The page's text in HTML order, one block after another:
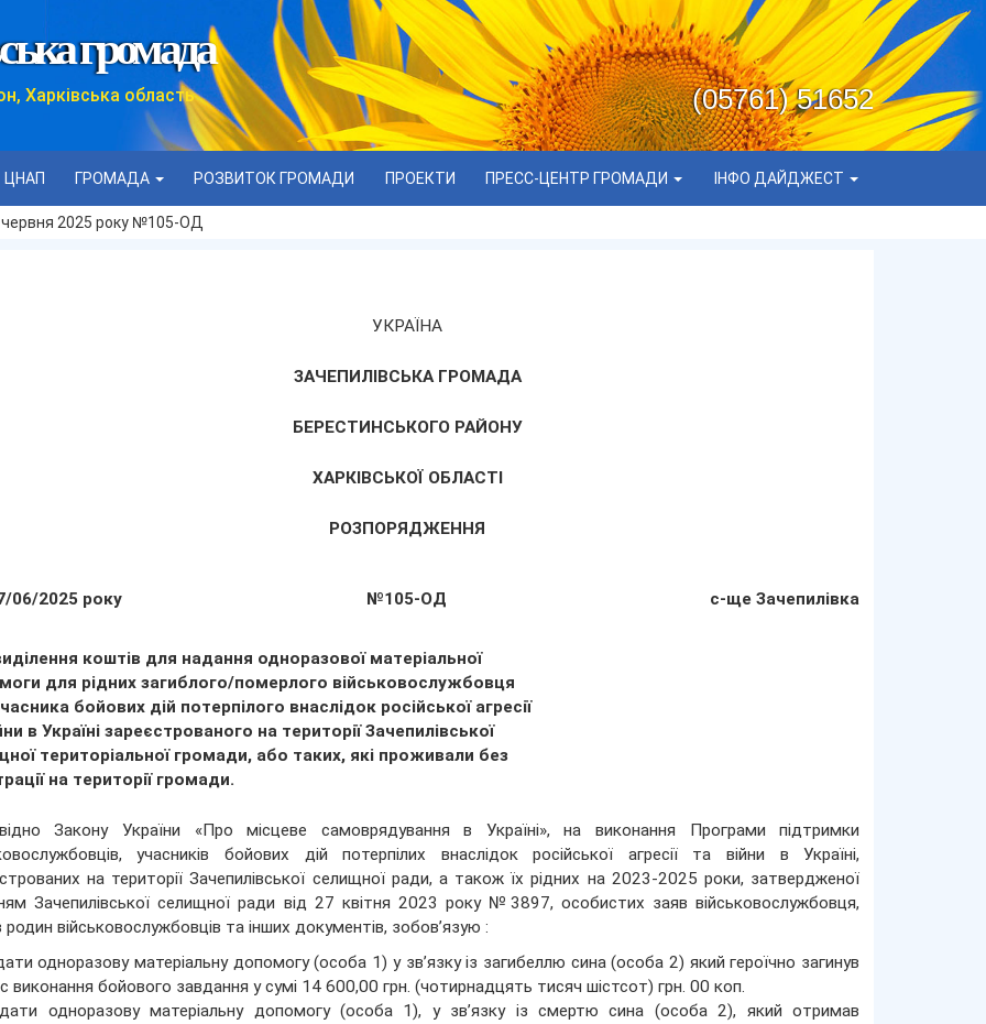
громада
Харківська область (05761) 51652
ЦНАП ГРОМАДА РОЗВИТОК ГРОМАДИ ПРОЕКТИ ПРЕСС-ЦЕНТР ГРОМАДИ ІНФО ДАЙДЖЕСТ
2025 року №105-ОД
УКРАЇНА
ЗАЧЕПИЛІВСЬКА ГРОМАДА
БЕРЕСТИНСЬКОГО РАЙОНУ
ХАРКІВСЬКОЇ ОБЛАСТІ
РОЗПОРЯДЖЕННЯ
06/2025 року №105-ОД с-ще Зачепилівка
коштів для надання одноразової матеріальної
для рідних загиблого/померлого військовослужбовця
бойових дій потерпілого внаслідок російської агресії
в Україні зареєстрованого на території Зачепилівської
територіальної громади, або таких, які проживали без
на території громади.
Закону України «Про місцеве самоврядування в Україні», на виконання Програми підтримки
учасників бойових дій потерпілих внаслідок російської агресії та війни в Україні,
на території Зачепилівської селищної ради, а також їх рідних на 2023-2025 роки, затвердженої
Зачепилівської селищної ради від 27 квітня 2023 року №3897, особистих заяв військовослужбовця,
родин військовослужбовців та інших документів, зобов’язую :
одноразову матеріальну допомогу (особа 1) у зв’язку із загибеллю сина (особа 2) який героїчно загинув
виконання бойового завдання у сумі 14 600,00 грн. (чотирнадцять тисяч шістсот) грн. 00 коп.
одноразову матеріальну допомогу (особа 1), у зв’язку із смертю сина (особа 2), який отримав